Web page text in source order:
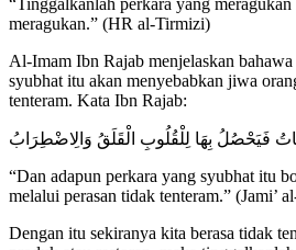
meragukan.” (HR al-Tirmizi)
Al-Imam Ibn Rajab menjelaskan bahawa
syubhat itu akan menyebabkan jiwa
tenteram. Kata Ibn Rajab:
فَيَحْصُلُ بِهَا لِلْقُلُوبِ الْقَلَقُ وَالِاضْطِرَابُ
“Dan adapun perkara yang syubhat itu
melalui perasan tidak tenteram.” (Jami’
Dengan itu sekiranya kita berasa tidak